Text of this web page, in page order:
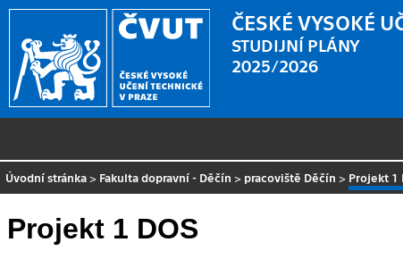
ČESKÉ VYSOKÉ
STUDIJNÍ PLÁNY
2025/2026
Úvodní stránka > Fakulta dopravní - Děčín > pracoviště Děčín > Projekt 1
Projekt 1 DOS